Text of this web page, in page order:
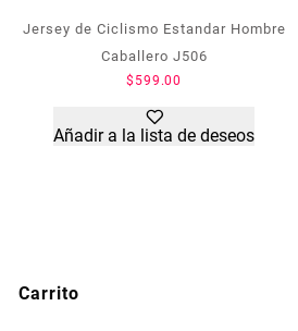
Jersey de Ciclismo Estandar Hombre
Caballero J506
$ 599.00
Añadir a la lista de deseos
Carrito